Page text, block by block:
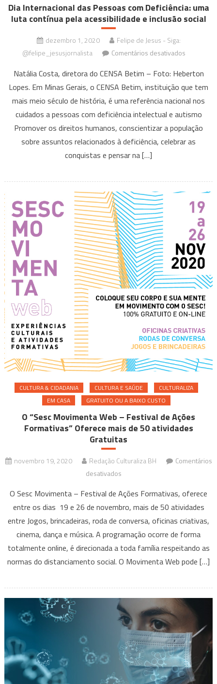
Dia Internacional das Pessoas com Deficiência: uma
luta contínua pela acessibilidade e inclusão social
dezembro 1, 2020
Felipe de Jesus - Siga:
@felipe_jesusjornalista
Comentários desativadosem
das
Pessoas
com
inclusão
social
Natália Costa, diretora do CENSA Betim – Foto: Heberton
Lopes. Em Minas Gerais, o CENSA Betim, instituição que tem
mais meio século de história, é uma referência nacional nos
cuidados a pessoas com deficiência intelectual e autismo
Promover os direitos humanos, conscientizar a população
sobre assuntos relacionados à deficiência, celebrar as
conquistas e pensar na […]
CULTURA & CIDADANIA CULTURA E SAÚDE
CULTURALIZA
EM CASA
GRATUITO OU A BAIXO CUSTO
O “Sesc Movimenta Web – Festival de Ações
Formativas” Oferece mais de 50 atividades
Gratuitas
novembro 19, 2020 Redação Culturaliza BH
Comentários
desativados
“Sesc
Movimenta
Web
–
Festival
de
mais
de
50
atividades
Gratuitas
O Sesc Movimenta – Festival de Ações Formativas, oferece
entre os dias 19 e 26 de novembro, mais de 50 atividades
entre Jogos, brincadeiras, roda de conversa, oficinas criativas,
cinema, dança e música. A programação ocorre de forma
totalmente online, é direcionada a toda família respeitando as
normas do distanciamento social. O Movimenta Web pode […]